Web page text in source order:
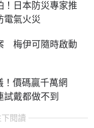
！日本防災專家推
電氣火災
梅伊可隨時啟動
價碼贏千萬網
戴都做不到
閱讀